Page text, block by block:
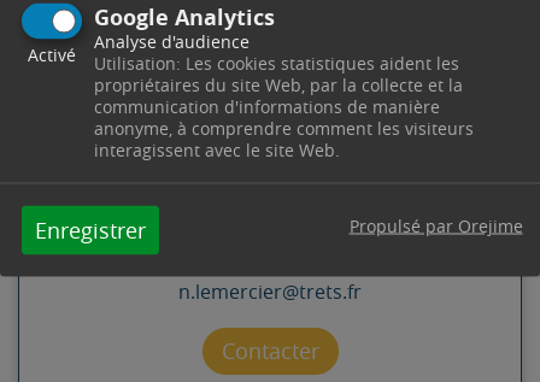
Google Analytics
Activé
Analyse d'audience
Utilisation: Les cookies statistiques aident les
propriétaires du site Web, par la collecte et la
communication d'informations de manière
anonyme, à comprendre comment les visiteurs
interagissent avec le site Web.
Enregistrer Propulsé par Orejime
CONTACT
DIRECTION PÔLE ENFANCE -
ÉDUCATION - JEUNESSE
Télephone : 04 42 61 23 43
n.lemercier@trets.fr
Contacter par mail
Contacter